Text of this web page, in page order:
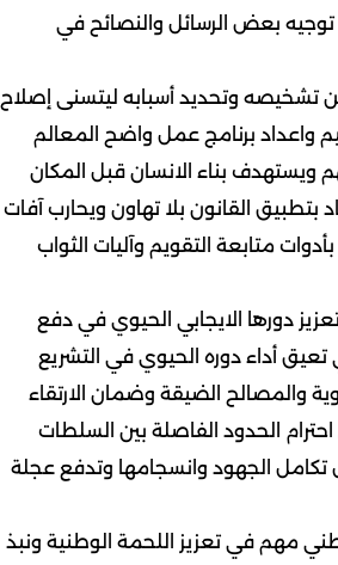
بعض الرسائل والنصائح في
تشخيصه وتحديد أسبابه ليتسنى إصلاح
واعداد برنامج عمل واضح المعالم
ويستهدف بناء الانسان قبل المكان
القانون بلا تهاون ويحارب آفات
متابعة التقويم وآليات الثواب
دورها الايجابي الحيوي في دفع
تعيق أداء دوره الحيوي في التشريع
والمصالح الضيقة وضمان الارتقاء
الحدود الفاصلة بين السلطات
تكامل الجهود وانسجامها وتدفع عجلة
وطني مهم في تعزيز اللحمة الوطنية ونبذ